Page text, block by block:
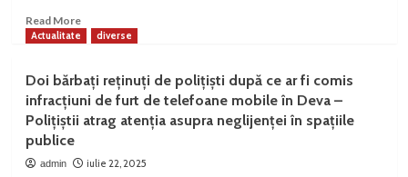
Read MoreRead
more
penal
după
verificările
de
Actualitate diverse
Doi bărbați reținuți de polițiști după ce ar fi comis
infracțiuni de furt de telefoane mobile în Deva –
Polițiștii atrag atenția asupra neglijenței în spațiile
publice
admin iulie 22, 2025